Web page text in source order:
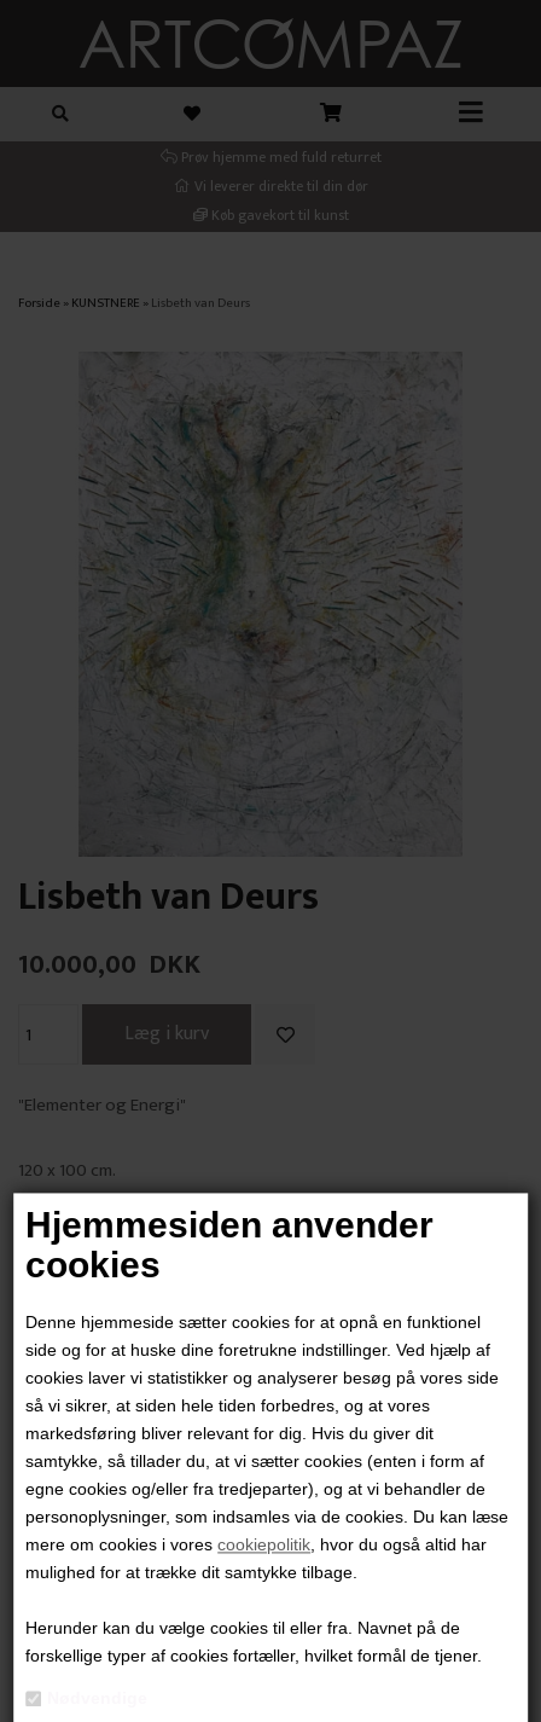
Hjemmesiden anvender
cookies
Denne hjemmeside sætter cookies for at opnå en funktionel
side og for at huske dine foretrukne indstillinger. Ved hjælp af
cookies laver vi statistikker og analyserer besøg på vores side
så vi sikrer, at siden hele tiden forbedres, og at vores
markedsføring bliver relevant for dig. Hvis du giver dit
samtykke, så tillader du, at vi sætter cookies (enten i form af
egne cookies og/eller fra tredjeparter), og at vi behandler de
personoplysninger, som indsamles via de cookies. Du kan læse
mere om cookies i vorescookiepolitik , hvor du også altid har
mulighed for at trække dit samtykke tilbage.
Herunder kan du vælge cookies til eller fra. Navnet på de
forskellige typer af cookies fortæller, hvilket formål de tjener.
Prøv hjemme med fuld returret
Vi leverer direkte til din dør
Køb gavekort til kunst
Forside »KUNSTNERE »Lisbeth van Deurs
Lisbeth van Deurs
10.000,00 DKK
"Elementer og Energi"
120 x 100 cm.
Mixed media på lærred
Ikke indrammet
PRODUKTINFORMATION
Andre værker af kunstneren:
Lisbeth van Deurs Lisbeth van Deurs